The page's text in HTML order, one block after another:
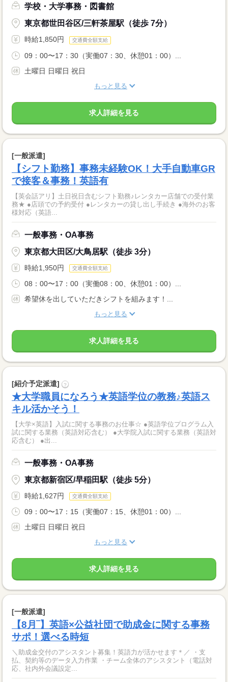
学校・大学事務・図書館
東京都世田谷区/三軒茶屋駅（徒歩 7分）
時給1,850円 交通費全額支給
09：00〜17：30（実働07：30、休憩01：00）...
土曜日 日曜日 祝日
もっと見る
求人詳細を見る
[一般派遣]
【シフト勤務】事務未経験OK！大手自動車GR
で接客＆事務！英語有
【英会話アリ】土日祝日含むシフト勤務♪レンタカー店舗での受付業
務★ ●店頭での予約受付 ●レンタカーの貸し出し手続き ●海外のお客
様対応（英語...
一般事務・OA事務
東京都大田区/大鳥居駅（徒歩 3分）
時給1,950円 交通費全額支給
08：00〜17：00（実働08：00、休憩01：00）...
希望休を出していただきシフトを組みます！...
もっと見る
求人詳細を見る
[紹介予定派遣] ?
★大学職員になろう★英語学位の教務♪英語ス
キル活かそう！
【大学×英語】入試に関する事務のお仕事☆ ●英語学位プログラム入
試に関する業務（英語対応含む） ●大学院入試に関する業務（英語対
応含む） ●出...
一般事務・OA事務
東京都新宿区/早稲田駅（徒歩 5分）
時給1,627円 交通費全額支給
09：00〜17：15（実働07：15、休憩01：00）...
土曜日 日曜日 祝日
もっと見る
求人詳細を見る
[一般派遣]
【8月‾】英語×公益社団で助成金に関する事務
サポ！選べる時短
＼助成金交付のアシスタント募集！英語力が活かせます＊／ ・支
払、契約等のデータ入力作業 ・チーム全体のアシスタント（電話対
応、社内外会議設定...